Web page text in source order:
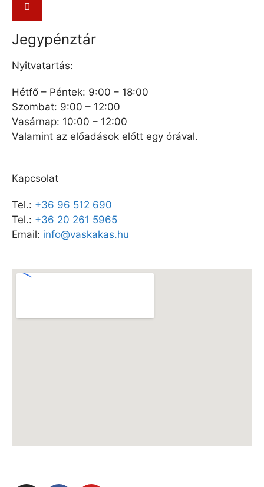
Jegypénztár
Nyitvatartás:
Hétfő – Péntek: 9:00 – 18:00
Szombat: 9:00 – 12:00
Vasárnap: 10:00 – 12:00
Valamint az előadások előtt egy órával.
Kapcsolat
Tel.: +36 96 512 690
Tel.: +36 20 261 5965
Email: info@vaskakas.hu